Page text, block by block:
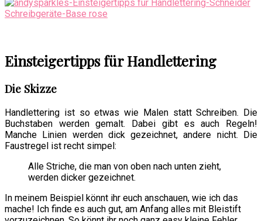
Einsteigertipps für Handlettering
Die Skizze
Handlettering ist so etwas wie Malen statt Schreiben. Die
Buchstaben werden gemalt. Dabei gibt es auch Regeln!
Manche Linien werden dick gezeichnet, andere nicht. Die
Faustregel ist recht simpel:
Alle Striche, die man von oben nach unten zieht,
werden dicker gezeichnet.
In meinem Beispiel könnt ihr euch anschauen, wie ich das
mache! Ich finde es auch gut, am Anfang alles mit Bleistift